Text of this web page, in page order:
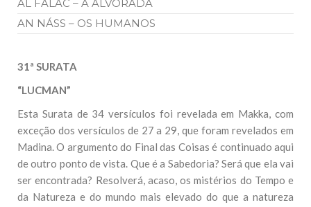
AL FALAC – A ALVORADA
AN NÁSS – OS HUMANOS
31ª SURATA
“LUCMAN”
Esta Surata de 34 versículos foi revelada em Makka, com
exceção dos versículos de 27 a 29, que foram revelados em
Madina. O argumento do Final das Coisas é continuado aqui
de outro ponto de vista. Que é a Sabedoria? Será que ela vai
ser encontrada? Resolverá, acaso, os mistérios do Tempo e
da Natureza e do mundo mais elevado do que a natureza